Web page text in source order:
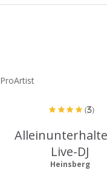
ProArtist
(3)
Live-DJ
Heinsberg